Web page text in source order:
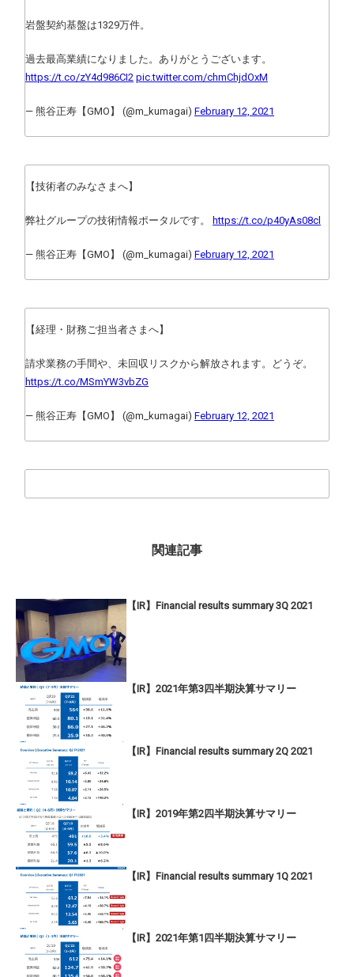
岩盤契約基盤は1329万件。
過去最高業績になりました。ありがとうございます。
https://t.co/zY4d986CI2 pic.twitter.com/chmChjdOxM
— 熊谷正寿【GMO】 (@m_kumagai) February 12, 2021
【技術者のみなさまへ】
弊社グループの技術情報ポータルです。 https://t.co/p40yAs08cl
— 熊谷正寿【GMO】 (@m_kumagai) February 12, 2021
【経理・財務ご担当者さまへ】
請求業務の手間や、未回収リスクから解放されます。どうぞ。
https://t.co/MSmYW3vbZG
— 熊谷正寿【GMO】 (@m_kumagai) February 12, 2021
関連記事
【IR】Financial results summary 3Q 2021
【IR】2021年第3四半期決算サマリー
【IR】Financial results summary 2Q 2021
【IR】2019年第2四半期決算サマリー
【IR】Financial results summary 1Q 2021
【IR】2021年第1四半期決算サマリー